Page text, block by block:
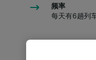
频率
每天有6趟列